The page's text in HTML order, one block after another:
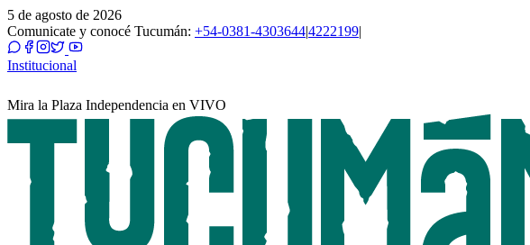
5 de agosto de 2026
Comunicate y conocé Tucumán: +54-0381-4303644|4222199|
Institucional
Mira la Plaza Independencia en VIVO